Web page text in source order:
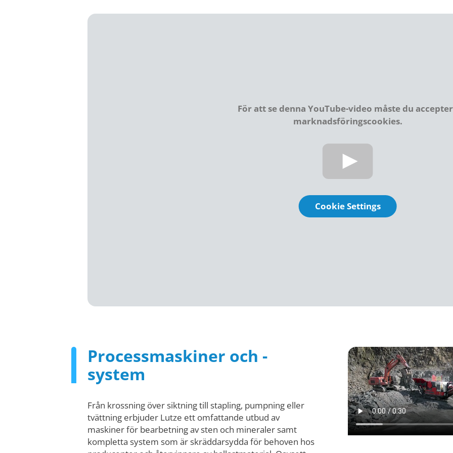
För att se denna YouTube-video måste du
marknadsföringscookies.
Cookie Settings
Processmaskiner och -
system
Från krossning över siktning till stapling, pumpning eller
tvättning erbjuder Lutze ett omfattande utbud av
maskiner för bearbetning av sten och mineraler samt
kompletta system som är skräddarsydda för behoven hos